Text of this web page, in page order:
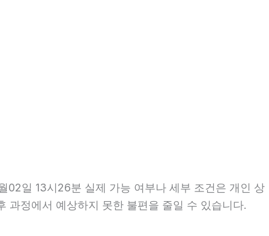
02일 13시26분 실제 가능 여부나 세부 조건은 개인 상
과정에서 예상하지 못한 불편을 줄일 수 있습니다.